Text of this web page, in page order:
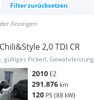
Filter zurücksetzen
Anzeigen
2,0 TDI CR
gültiges Pickerl, Gewährleistung
2010 EZ
291.876 km
120 PS (88 kW)